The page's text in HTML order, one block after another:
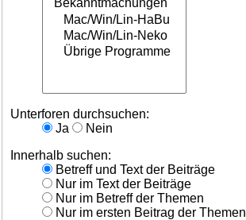
Unterforen durchsuchen:
Ja
Nein
Innerhalb suchen:
Betreff und Text der Beiträge
Nur im Text der Beiträge
Nur im Betreff der Themen
Nur im ersten Beitrag der Themen